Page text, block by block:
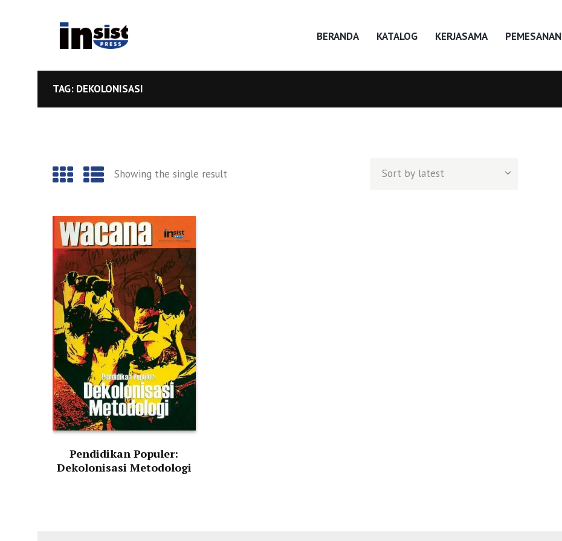
BERANDA KATALOG KERJASAMA PEMESANAN
TAG: DEKOLONISASI
Showing the single result
Pendidikan Populer:
Dekolonisasi Metodologi